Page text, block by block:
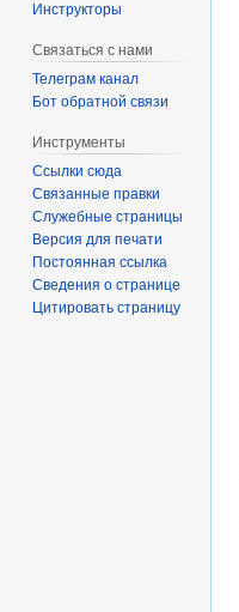
Инструкторы
Связаться с нами
Телеграм канал
Бот обратной связи
Инструменты
Ссылки сюда
Связанные правки
Служебные страницы
Версия для печати
Постоянная ссылка
Сведения о странице
Цитировать страницу